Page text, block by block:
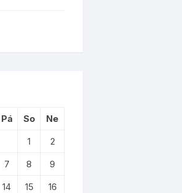
Pá So
Ne
1
2
7 8
9
14 15
16